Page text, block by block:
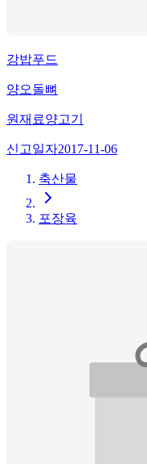
강밥푸드
양오돌뼈
원재료양고기
신고일자2017-11-06
축산물
포장육